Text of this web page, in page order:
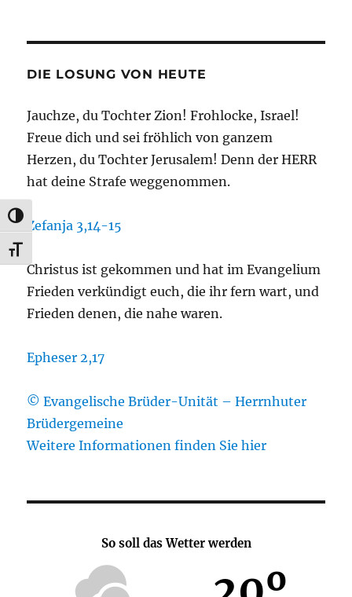
UMSCHALTEN AUF HOHE KONTRASTE
SCHRIFT VERGRÖSSERN
DIE LOSUNG VON HEUTE
Jauchze, du Tochter Zion! Frohlocke, Israel!
Freue dich und sei fröhlich von ganzem
Herzen, du Tochter Jerusalem! Denn der HERR
hat deine Strafe weggenommen.
Zefanja 3,14-15
Christus ist gekommen und hat im Evangelium
Frieden verkündigt euch, die ihr fern wart, und
Frieden denen, die nahe waren.
Epheser 2,17
© Evangelische Brüder-Unität – Herrnhuter
Brüdergemeine
Weitere Informationen finden Sie hier
So soll das Wetter werden